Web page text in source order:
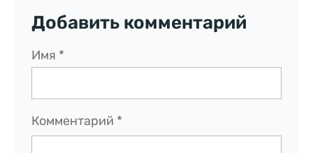
Добавить комментарий
Комментарий *
Имя *